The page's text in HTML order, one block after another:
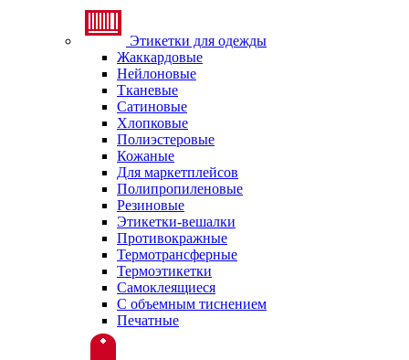
Этикетки для одежды
Жаккардовые
Нейлоновые
Тканевые
Сатиновые
Хлопковые
Полиэстеровые
Кожаные
Для маркетплейсов
Полипропиленовые
Резиновые
Этикетки-вешалки
Противокражные
Термотрансферные
Термоэтикетки
Самоклеящиеся
С объемным тиснением
Печатные